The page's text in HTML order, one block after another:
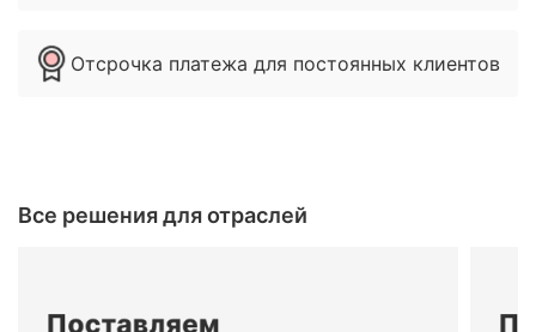
Отсрочка платежа для постоянных клиентов
Все решения для отраслей